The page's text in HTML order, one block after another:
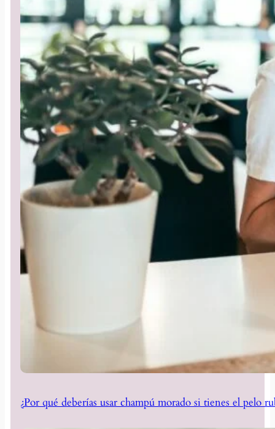
¿Por qué deberías usar champú morado si tienes el pelo